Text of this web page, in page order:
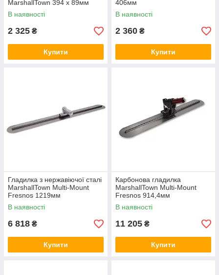
MarshallTown 394 х 89мм
В наявності
2 325 ₴
Купити
406мм
В наявності
2 360 ₴
Купити
Гладилка з нержавіючої сталі
MarshallTown Multi-Mount
Fresnos 1219мм
В наявності
6 818 ₴
Купити
Карбонова гладилка
MarshallTown Multi-Mount
Fresnos 914,4мм
В наявності
11 205 ₴
Купити